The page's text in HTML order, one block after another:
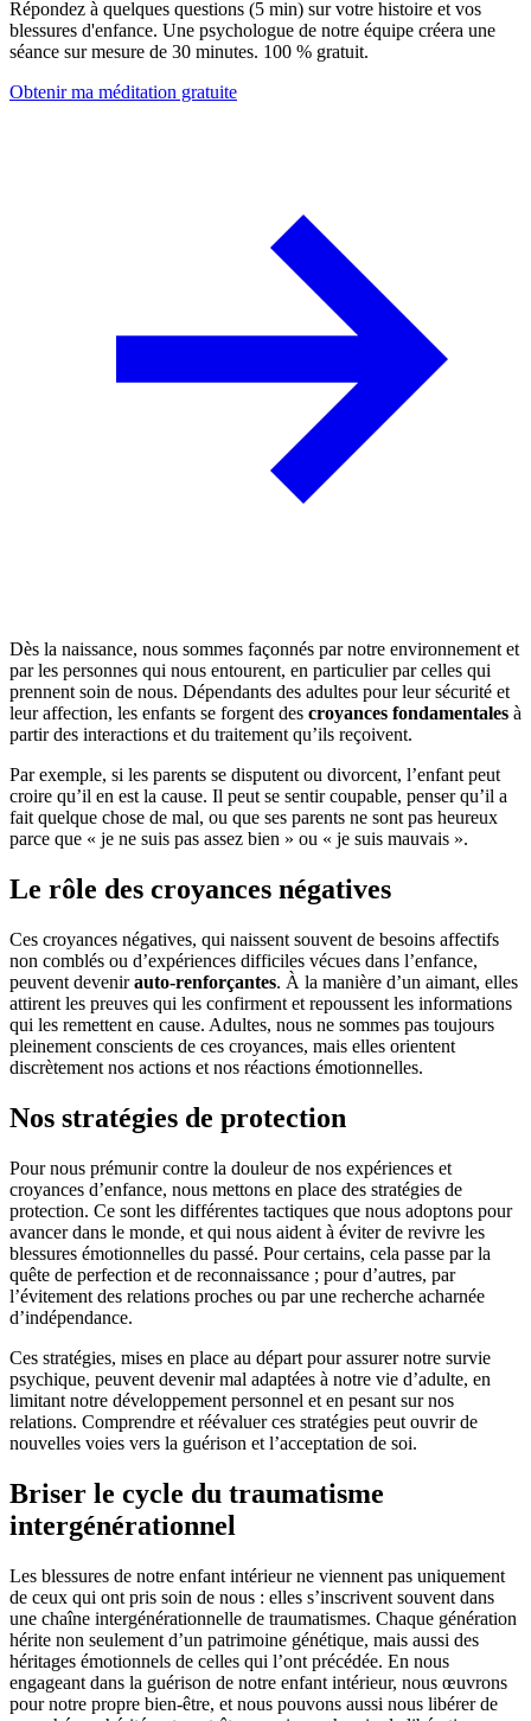
Répondez à quelques questions (5 min) sur votre histoire et vos
blessures d'enfance. Une psychologue de notre équipe créera une
séance sur mesure de 30 minutes. 100 % gratuit.
Obtenir ma méditation gratuite
Dès la naissance, nous sommes façonnés par notre environnement et
par les personnes qui nous entourent, en particulier par celles qui
prennent soin de nous. Dépendants des adultes pour leur sécurité et
leur affection, les enfants se forgent des croyances fondamentales à
partir des interactions et du traitement qu’ils reçoivent.
Par exemple, si les parents se disputent ou divorcent, l’enfant peut
croire qu’il en est la cause. Il peut se sentir coupable, penser qu’il a
fait quelque chose de mal, ou que ses parents ne sont pas heureux
parce que « je ne suis pas assez bien » ou « je suis mauvais ».
Le rôle des croyances négatives
Ces croyances négatives, qui naissent souvent de besoins affectifs
non comblés ou d’expériences difficiles vécues dans l’enfance,
peuvent devenirauto-renforçantes. À la manière d’un aimant, elles
attirent les preuves qui les confirment et repoussent les informations
qui les remettent en cause. Adultes, nous ne sommes pas toujours
pleinement conscients de ces croyances, mais elles orientent
discrètement nos actions et nos réactions émotionnelles.
Nos stratégies de protection
Pour nous prémunir contre la douleur de nos expériences et
croyances d’enfance, nous mettons en place des stratégies de
protection. Ce sont les différentes tactiques que nous adoptons pour
avancer dans le monde, et qui nous aident à éviter de revivre les
blessures émotionnelles du passé. Pour certains, cela passe par la
quête de perfection et de reconnaissance ; pour d’autres, par
l’évitement des relations proches ou par une recherche acharnée
d’indépendance.
Ces stratégies, mises en place au départ pour assurer notre survie
psychique, peuvent devenir mal adaptées à notre vie d’adulte, en
limitant notre développement personnel et en pesant sur nos
relations. Comprendre et réévaluer ces stratégies peut ouvrir de
nouvelles voies vers la guérison et l’acceptation de soi.
Briser le cycle du traumatisme
intergénérationnel
Les blessures de notre enfant intérieur ne viennent pas uniquement
de ceux qui ont pris soin de nous : elles s’inscrivent souvent dans
une chaîne intergénérationnelle de traumatismes. Chaque génération
hérite non seulement d’un patrimoine génétique, mais aussi des
héritages émotionnels de celles qui l’ont précédée. En nous
engageant dans la guérison de notre enfant intérieur, nous œuvrons
pour notre propre bien-être, et nous pouvons aussi nous libérer de